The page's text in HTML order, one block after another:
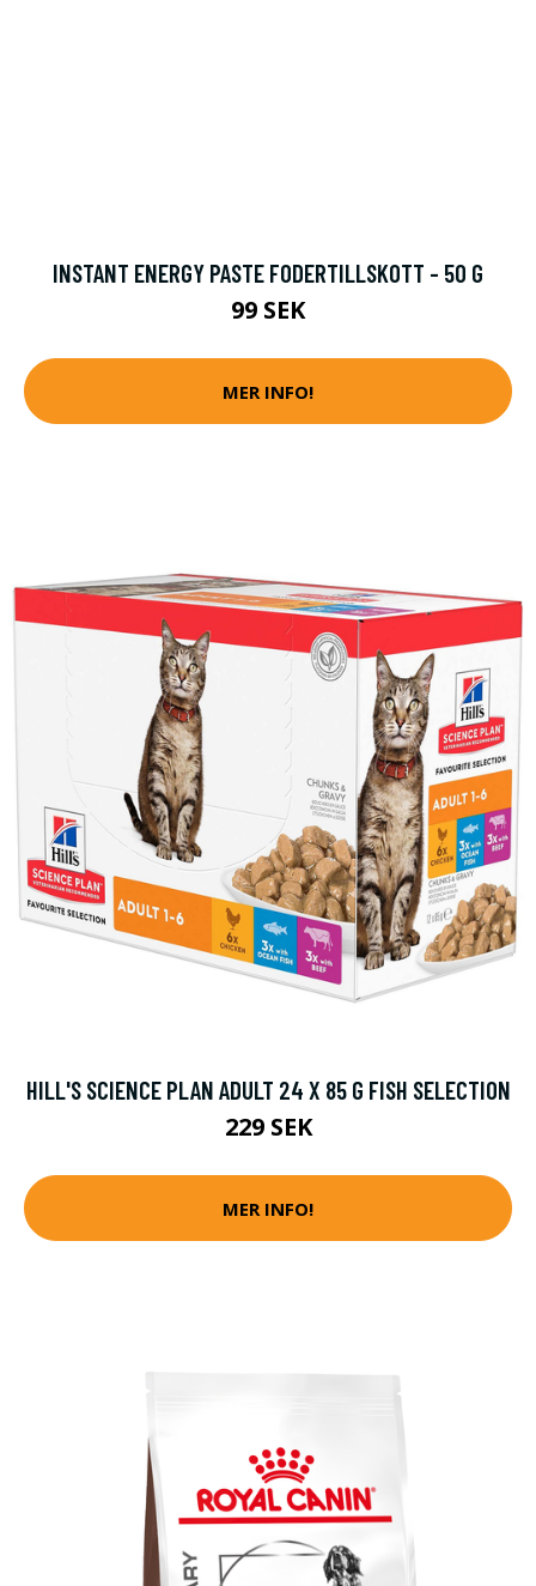
INSTANT ENERGY PASTE FODERTILLSKOTT - 50 G
99 SEK
MER INFO!
HILL'S SCIENCE PLAN ADULT 24 X 85 G FISH SELECTION
229 SEK
MER INFO!